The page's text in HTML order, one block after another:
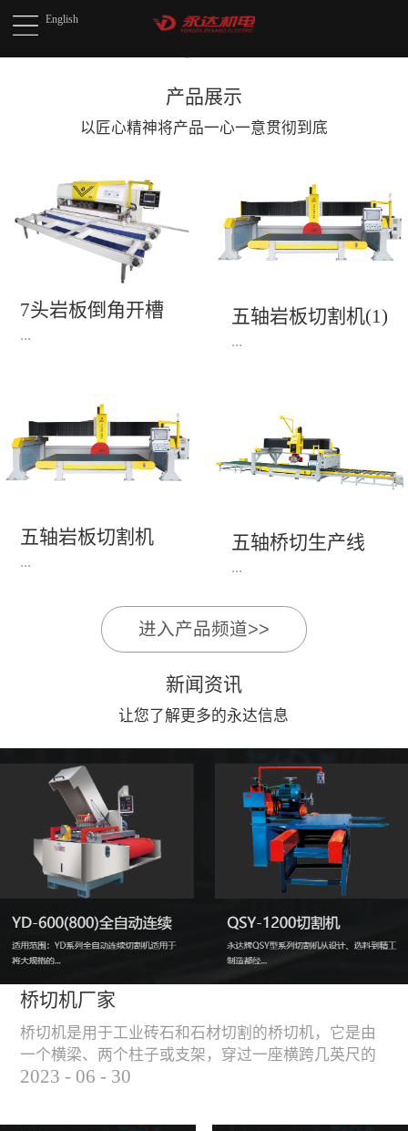
English
产品展示
以匠心精神将产品一心一意贯彻到底
7头岩板倒角开槽
机(1)
...
永达机电7头岩板倒角
开槽机，该设备采用流
水线作业，加工效率
陶瓷人造石进行直边斜
边修边倒角并开槽。
五轴岩板切割机(1)
...
1、简单易学的编程软
件，直观，快速，易
学。2、操作系统简单
稳、可靠。3、前后刀
切割，带去毛刺倒角功
面，不崩边。4、大板
平稳输送进出，切割加
工与上下板分开，便
捷，高效。5、19”显示
屏，按钮、遥杆集成面
板，操作快速、简便。
五轴岩板切割机
...
1、简单易学的编程软
学。2、操作系统简单
易用；采用进口伺服、
稳、可靠。3、前后刀
切割，带去毛刺倒角功
能，不伤石材、瓷砖表
面，不崩边。4、大板
平稳输送进出，切割加
工与上下板分开，便
捷，高效。5、19”显示
屏，按钮、遥杆集成面
板，操作快速、简便。
五轴桥切生产线
...
》》五轴桥切高配型
桥切（含输送板材平
台）
进入产品频道>>
新闻资讯
让您了解更多的永达信息
桥切机厂家
桥切机是用于工业砖石和石材切割的桥切机，它是由
一个横梁、两个柱子或支架，穿过一座横跨几英尺的
桥而构成，因其形状而得名。随着石材和工业砖石的
是用于实现快速切割大型石材和工业砖石的机器，具
2023 - 06 - 30